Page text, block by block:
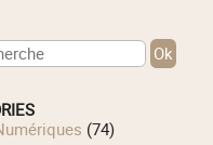
(74)